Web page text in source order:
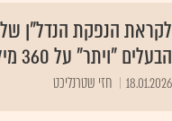
לקראת הנפקת הנדל"ן של
הבעלים "ויתר" על 360 מיליון שקל
18.01.2026 חזי שטרנליכט